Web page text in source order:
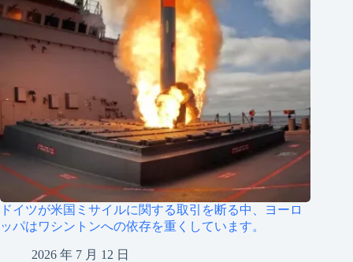
ドイツが米国ミサイルに関する取引を断る中、ヨーロ
ッパはワシントンへの依存を重くしています。
2026 年 7 月 12 日